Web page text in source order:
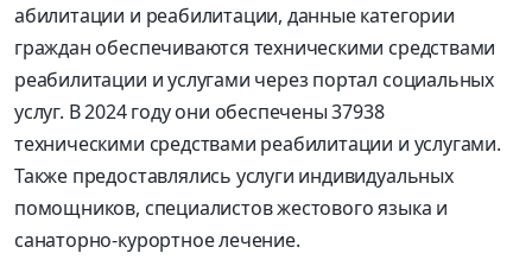
абилитации и реабилитации, данные категории
граждан обеспечиваются техническими средствами
реабилитации и услугами через портал социальных
услуг. В 2024 году они обеспечены 37938
техническими средствами реабилитации и услугами.
Также предоставлялись услуги индивидуальных
помощников, специалистов жестового языка и
санаторно-курортное лечение.